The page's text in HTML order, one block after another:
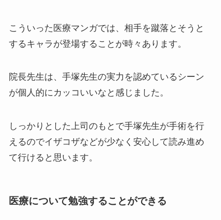
こういった医療マンガでは、相手を蹴落とそうと
するキャラが登場することが時々あります。
院長先生は、手塚先生の実力を認めているシーン
が個人的にカッコいいなと感じました。
しっかりとした上司のもとで手塚先生が手術を行
えるのでイザコザなどが少なく安心して読み進め
て行けると思います。
医療について勉強することができる